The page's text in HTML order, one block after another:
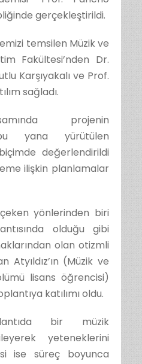
gerçekleştirildi.
temsilen Müzik ve
Fakültesi’nden Dr.
Karşıyakalı ve Prof.
sağladı.
projenin
bu yana yürütülen
değerlendirildi
ilişkin planlamalar
yönlerinden biri
olduğu gibi
olan otizmli
Atyıldız’ın (Müzik ve
lisans öğrencisi)
katılımı oldu.
bir müzik
yeteneklerini
ise süreç boyunca